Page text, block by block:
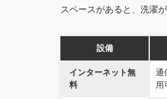
スペースがあると、洗濯
設備
インターネット無
料
通
用